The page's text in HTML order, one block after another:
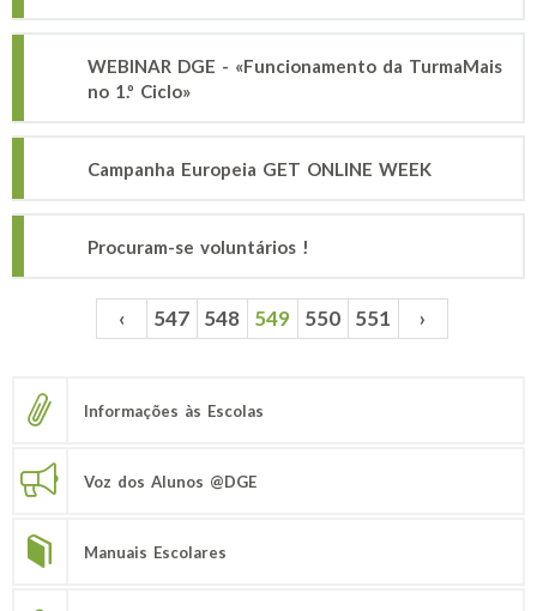
WEBINAR DGE - «Funcionamento da TurmaMais
no 1.º Ciclo»
Campanha Europeia GET ONLINE WEEK
Procuram-se voluntários !
Páginas ‹ 547 548 549 550 551 ›
Informações às Escolas
Voz dos Alunos @DGE
Manuais Escolares